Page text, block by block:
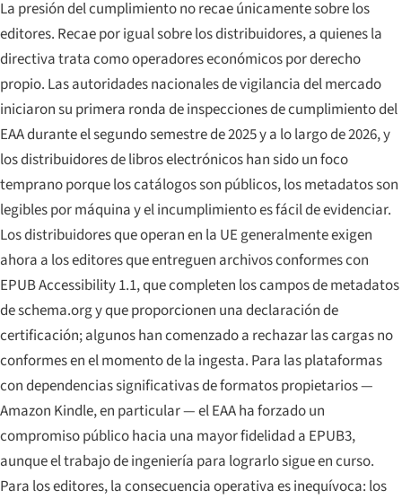
La presión del cumplimiento no recae únicamente sobre los
editores. Recae por igual sobre los distribuidores, a quienes la
directiva trata como operadores económicos por derecho
propio. Las autoridades nacionales de vigilancia del mercado
iniciaron su primera ronda de inspecciones de cumplimiento del
EAA durante el segundo semestre de 2025 y a lo largo de 2026, y
los distribuidores de libros electrónicos han sido un foco
temprano porque los catálogos son públicos, los metadatos son
legibles por máquina y el incumplimiento es fácil de evidenciar.
Los distribuidores que operan en la UE generalmente exigen
ahora a los editores que entreguen archivos conformes con
EPUB Accessibility 1.1, que completen los campos de metadatos
de schema.org y que proporcionen una declaración de
certificación; algunos han comenzado a rechazar las cargas no
conformes en el momento de la ingesta. Para las plataformas
con dependencias significativas de formatos propietarios —
Amazon Kindle, en particular — el EAA ha forzado un
compromiso público hacia una mayor fidelidad a EPUB3,
aunque el trabajo de ingeniería para lograrlo sigue en curso.
Para los editores, la consecuencia operativa es inequívoca: los